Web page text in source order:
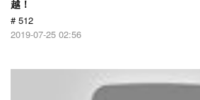
越！
# 512
2019-07-25 02:56